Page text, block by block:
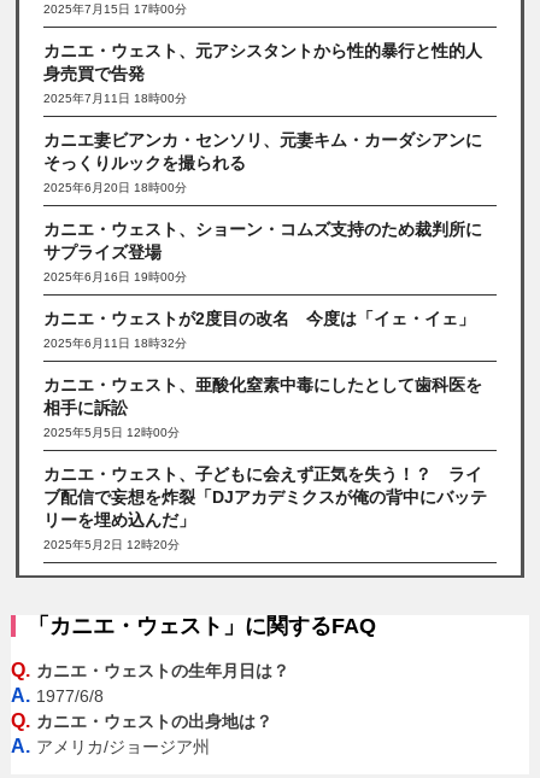
2025年7月15日 17時00分
カニエ・ウェスト、元アシスタントから性的暴行と性的人
身売買で告発
2025年7月11日 18時00分
カニエ妻ビアンカ・センソリ、元妻キム・カーダシアンに
そっくりルックを撮られる
2025年6月20日 18時00分
カニエ・ウェスト、ショーン・コムズ支持のため裁判所に
サプライズ登場
2025年6月16日 19時00分
カニエ・ウェストが2度目の改名 今度は「イェ・イェ」
2025年6月11日 18時32分
カニエ・ウェスト、亜酸化窒素中毒にしたとして歯科医を
相手に訴訟
2025年5月5日 12時00分
カニエ・ウェスト、子どもに会えず正気を失う！？ ライ
ブ配信で妄想を炸裂「DJアカデミクスが俺の背中にバッテ
リーを埋め込んだ」
2025年5月2日 12時20分
「カニエ・ウェスト」に関するFAQ
Q. カニエ・ウェストの生年月日は？
A. 1977/6/8
Q. カニエ・ウェストの出身地は？
A. アメリカ/ジョージア州